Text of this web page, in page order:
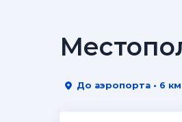
До аэропорта • 6 км